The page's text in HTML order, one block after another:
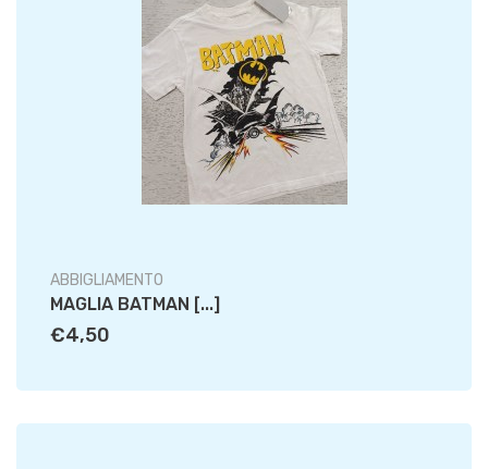
ABBIGLIAMENTO
MAGLIA BATMAN [...]
€4,50